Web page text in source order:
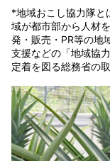
*地域おこし協力隊と
域が都市部から人材
発・販売・PR等の地
支援などの「地域協
定着を図る総務省の取